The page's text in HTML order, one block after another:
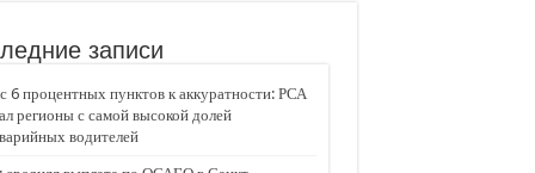
«Движение»
записи
6 процентных пунктов к аккуратности: РСА
регионы с самой высокой долей
водителей